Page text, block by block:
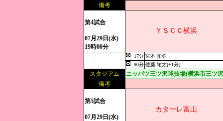
備考
第4試合
07月29日(水)
19時00分
ＹＳＣＣ横浜
17分 宮本 拓弥
90分 佐藤 祐太[+1分]
スタジアム
ニッパツ三ツ沢球技場(横浜市三ツ
備考
第5試合
07月29日(水)
カターレ富山